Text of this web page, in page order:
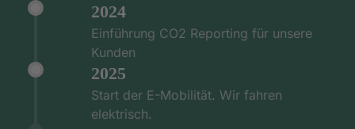
2024
Einführung CO2 Reporting für unsere
Kunden
2025
Start der E-Mobilität. Wir fahren
elektrisch.